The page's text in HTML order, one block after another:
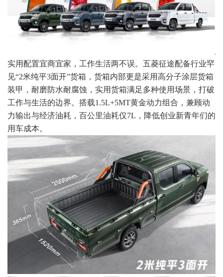
实用配置宜商宜家，工作生活两不误。五菱征途配备行业罕
见“2米纯平3面开”货箱，货箱内部更是采用高分子涂层货箱
装甲，耐磨防水耐腐蚀，实用货箱满足多种使用场景，打破
工作与生活的边界。搭载1.5L+5MT黄金动力组合，兼顾动
力输出与经济油耗，百公里油耗仅7L，降低创业新青年们的
用车成本。